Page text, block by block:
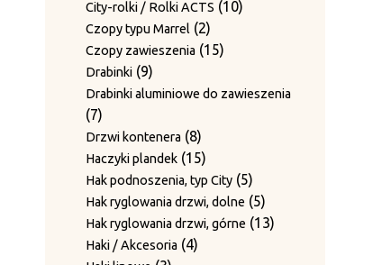
Płyty ścieralne 77
produktów
Płyty z bolcami do rolek
prowadzących
3 3
Prowadnice
produkty
Prowadnice boczne 1616
Rolki prowadzące
Rolki prowadzenia drutu
Śruby mocujące i sprężyny
Sworznie prowadzące 22
produkty
Sworznie rolek prowadzących
12
produktów
Sworznie rolek prowadzących i
produkty
City-rolki / Rolki ACTS 1010
Czopy typu Marrel 22
produkty
Czopy zawieszenia 1515
Drabinki 99
produktów
Drabinki aluminiowe do zawieszenia
77
produktów
Drzwi kontenera 88
produktów
Haczyki plandek 1515
produktów
Hak podnoszenia, typ City 55
produktów
Hak ryglowania drzwi, dolne 55
produktów
Hak ryglowania drzwi, górne 1313
Haki / Akcesoria 44